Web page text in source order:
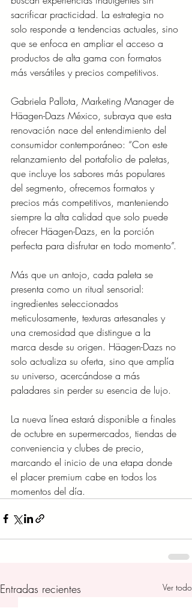
sacrificar practicidad. La estrategia no
solo responde a tendencias actuales, sino
que se enfoca en ampliar el acceso a
productos de alta gama con formatos
más versátiles y precios competitivos.
Gabriela Pallota, Marketing Manager de
Häagen-Dazs México, subraya que esta
renovación nace del entendimiento del
consumidor contemporáneo: “Con este
relanzamiento del portafolio de paletas,
que incluye los sabores más populares
del segmento, ofrecemos formatos y
precios más competitivos, manteniendo
siempre la alta calidad que solo puede
ofrecer Häagen-Dazs, en la porción
perfecta para disfrutar en todo momento”.
Más que un antojo, cada paleta se
presenta como un ritual sensorial:
ingredientes seleccionados
meticulosamente, texturas artesanales y
una cremosidad que distingue a la
marca desde su origen. Häagen-Dazs no
solo actualiza su oferta, sino que amplía
su universo, acercándose a más
paladares sin perder su esencia de lujo.
La nueva línea estará disponible a finales
de octubre en supermercados, tiendas de
conveniencia y clubes de precio,
marcando el inicio de una etapa donde
el placer premium cabe en todos los
momentos del día.
Entradas recientes Ver todo